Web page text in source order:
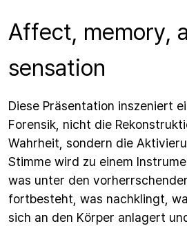
Affect, memory,
sensation
Diese Präsentation inszeniert
Forensik, nicht die
Wahrheit, sondern die
Stimme wird zu einem
was unter den
fortbesteht, was nachklingt,
sich an den Körper anlagert